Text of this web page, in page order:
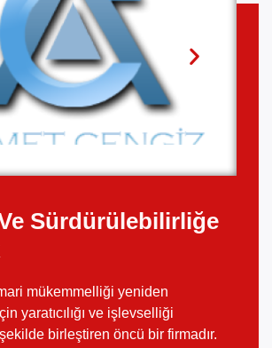
Sürdürülebilirliğe
mükemmelliği yeniden
yaratıcılığı ve işlevselliği
birleştiren öncü bir firmadır.